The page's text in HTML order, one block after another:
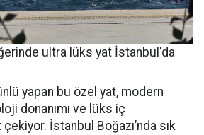
ultra lüks yat İstanbul'da
yapan bu özel yat, modern
donanımı ve lüks iç
İstanbul Boğazı’nda sık